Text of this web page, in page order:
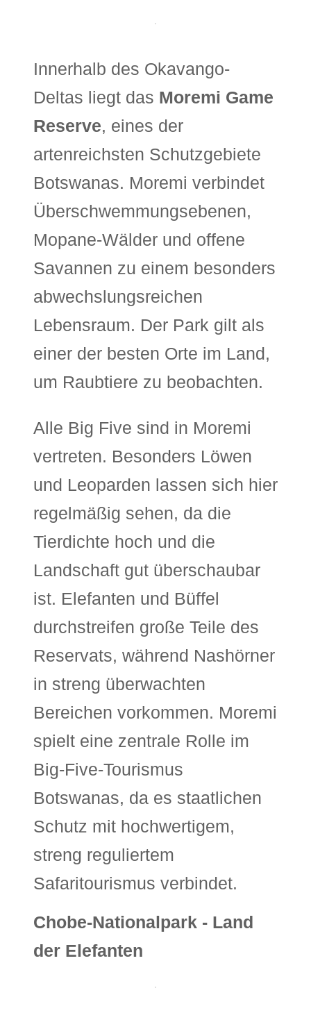
Innerhalb des Okavango-
Deltas liegt das Moremi Game
Reserve, eines der
artenreichsten Schutzgebiete
Botswanas. Moremi verbindet
Überschwemmungsebenen,
Mopane-Wälder und offene
Savannen zu einem besonders
abwechslungsreichen
Lebensraum. Der Park gilt als
einer der besten Orte im Land,
um Raubtiere zu beobachten.
Alle Big Five sind in Moremi
vertreten. Besonders Löwen
und Leoparden lassen sich hier
regelmäßig sehen, da die
Tierdichte hoch und die
Landschaft gut überschaubar
ist. Elefanten und Büffel
durchstreifen große Teile des
Reservats, während Nashörner
in streng überwachten
Bereichen vorkommen. Moremi
spielt eine zentrale Rolle im
Big-Five-Tourismus
Botswanas, da es staatlichen
Schutz mit hochwertigem,
streng reguliertem
Safaritourismus verbindet.
Chobe-Nationalpark - Land
der Elefanten